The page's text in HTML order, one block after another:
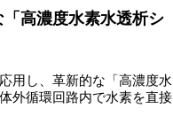
高濃度水素水透析シ
用し、革新的な「高濃度水
外循環回路内で水素を直接